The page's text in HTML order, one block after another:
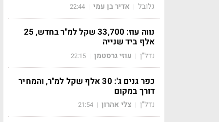
גלובל | אדיר בן עמי |
22:44
נווה עוז: 33,700 שקל למ"ר בחדש, 25
אלף ביד שנייה
נדל"ן | עוזי גרסטמן |
22:15
כפר גנים ג': 30 אלף שקל למ"ר, והמחיר
דורך במקום
נדל"ן | צלי אהרון |
21:54